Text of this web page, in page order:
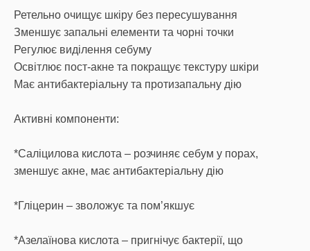
Ретельно очищує шкіру без пересушування
Зменшує запальні елементи та чорні точки
Регулює виділення себуму
Освітлює пост-акне та покращує текстуру шкіри
Має антибактеріальну та протизапальну дію
Активні компоненти:
*Саліцилова кислота – розчиняє себум у порах,
зменшує акне, має антибактеріальну дію
*Гліцерин – зволожує та пом’якшує
*Азелаїнова кислота – пригнічує бактерії, що